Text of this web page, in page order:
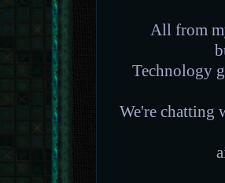
All from
Technology
We're chatting